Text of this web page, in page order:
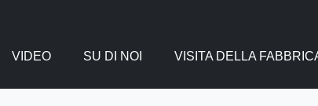
VIDEO SU DI NOI VISITA DELLA